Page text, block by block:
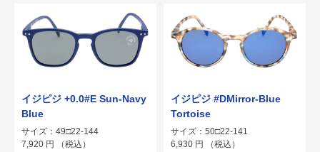
イジピジ +0.0#E Sun-Navy
Blue
サイズ：49□22-144
7,920 円 （税込）
イジピジ #DMirror-Blue
Tortoise
サイズ：50□22-141
6,930 円 （税込）